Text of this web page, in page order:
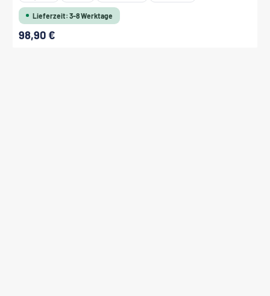
Lieferzeit: 3-8 Werktage
Regulärer Preis:
98,90 €